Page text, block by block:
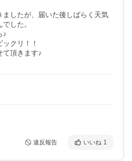
ましたが、届いた後しばらく天気
した。
♪
クリ！！
て頂きます♪
違反報告 いいね 1